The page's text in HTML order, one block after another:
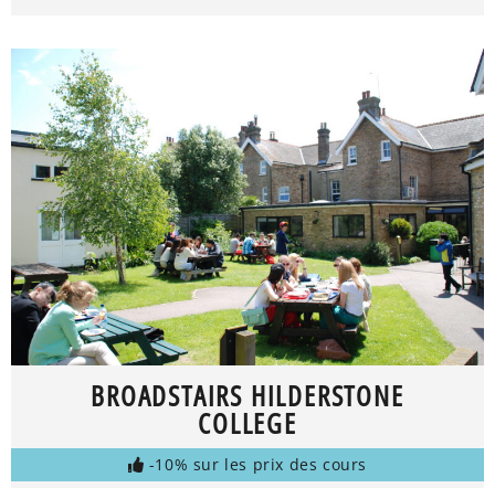
BROADSTAIRS HILDERSTONE
COLLEGE
-10% sur les prix des cours